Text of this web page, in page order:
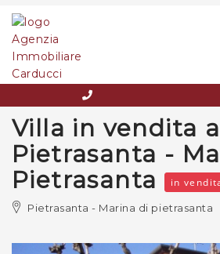
Villa in vendita a
Pietrasanta -
Pietrasanta
in
Pietrasanta - Marina di pietrasanta